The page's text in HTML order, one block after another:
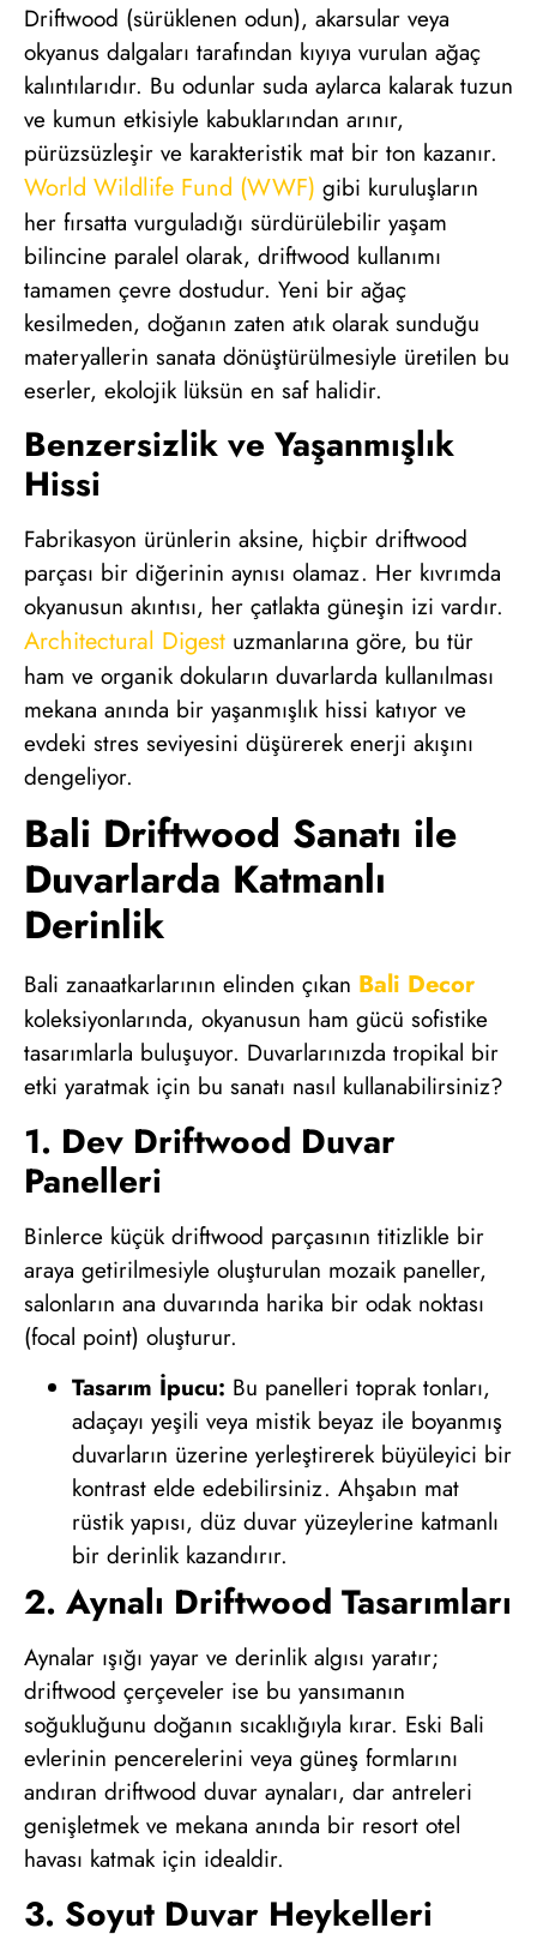
Driftwood (sürüklenen odun), akarsular veya
okyanus dalgaları tarafından kıyıya vurulan ağaç
kalıntılarıdır. Bu odunlar suda aylarca kalarak tuzun
ve kumun etkisiyle kabuklarından arınır,
pürüzsüzleşir ve karakteristik mat bir ton kazanır.
World Wildlife Fund (WWF) gibi kuruluşların
her fırsatta vurguladığı sürdürülebilir yaşam
bilincine paralel olarak, driftwood kullanımı
tamamen çevre dostudur. Yeni bir ağaç
kesilmeden, doğanın zaten atık olarak sunduğu
materyallerin sanata dönüştürülmesiyle üretilen bu
eserler, ekolojik lüksün en saf halidir.
Benzersizlik ve Yaşanmışlık
Hissi
Fabrikasyon ürünlerin aksine, hiçbir driftwood
parçası bir diğerinin aynısı olamaz. Her kıvrımda
okyanusun akıntısı, her çatlakta güneşin izi vardır.
Architectural Digest uzmanlarına göre, bu tür
ham ve organik dokuların duvarlarda kullanılması
mekana anında bir yaşanmışlık hissi katıyor ve
evdeki stres seviyesini düşürerek enerji akışını
dengeliyor.
Bali Driftwood Sanatı ile
Duvarlarda Katmanlı
Derinlik
Bali zanaatkarlarının elinden çıkan Bali Decor
koleksiyonlarında, okyanusun ham gücü sofistike
tasarımlarla buluşuyor. Duvarlarınızda tropikal bir
etki yaratmak için bu sanatı nasıl kullanabilirsiniz?
1. Dev Driftwood Duvar
Panelleri
Binlerce küçük driftwood parçasının titizlikle bir
araya getirilmesiyle oluşturulan mozaik paneller,
salonların ana duvarında harika bir odak noktası
(focal point) oluşturur.
Tasarım İpucu: Bu panelleri toprak tonları,
adaçayı yeşili veya mistik beyaz ile boyanmış
duvarların üzerine yerleştirerek büyüleyici bir
kontrast elde edebilirsiniz. Ahşabın mat
rüstik yapısı, düz duvar yüzeylerine katmanlı
bir derinlik kazandırır.
2. Aynalı Driftwood Tasarımları
Aynalar ışığı yayar ve derinlik algısı yaratır;
driftwood çerçeveler ise bu yansımanın
soğukluğunu doğanın sıcaklığıyla kırar. Eski Bali
evlerinin pencerelerini veya güneş formlarını
andıran driftwood duvar aynaları, dar antreleri
genişletmek ve mekana anında bir resort otel
havası katmak için idealdir.
3. Soyut Duvar Heykelleri